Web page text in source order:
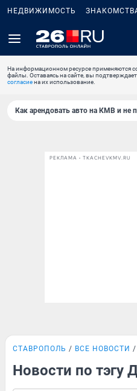
НЕДВИЖИМОСТЬ
На информационном ресурсе применяются
файлы. Оставаясь на сайте, вы
согласиена их использование.
Как арендовать авто на КМВ и не
РЕКЛАМА • TKACHEVKMV.RU
СТАВРОПОЛЬ ВСЕ НОВОСТИ
Новости по